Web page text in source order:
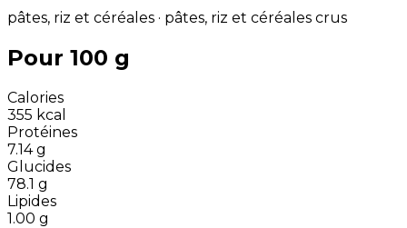
pâtes, riz et céréales · pâtes, riz et céréales crus
Pour 100 g
Calories
355 kcal
Protéines
7.14 g
Glucides
78.1 g
Lipides
1.00 g